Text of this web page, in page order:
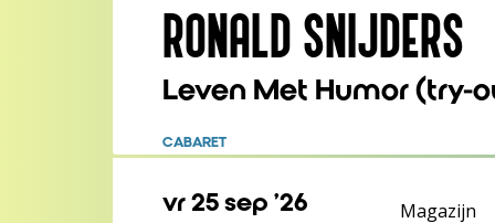
RONALD SNIJDERS
Leven Met Humor (try-
CABARET
vr 25 sep ’26 Magazijn